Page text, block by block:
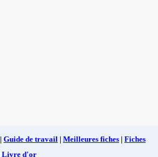
| Guide de travail | Meilleures fiches | Fiches
Livre d'or